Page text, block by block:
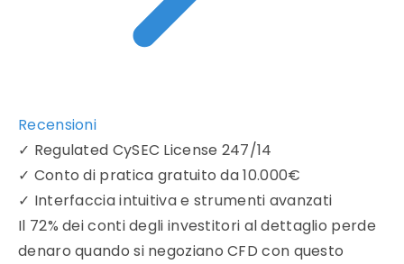
Recensioni
✓ Regulated CySEC License 247/14
✓ Conto di pratica gratuito da 10.000€
✓ Interfaccia intuitiva e strumenti avanzati
Il 72% dei conti degli investitori al dettaglio perde
denaro quando si negoziano CFD con questo